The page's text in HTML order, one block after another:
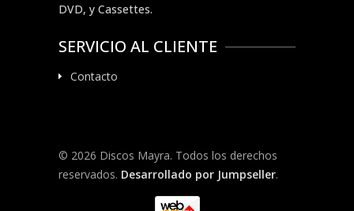
DVD, y Cassettes.
SERVICIO AL CLIENTE
Contacto
© 2026 Discos Mayra. Todos los derechos
reservados. Desarrollado por Jumpseller.